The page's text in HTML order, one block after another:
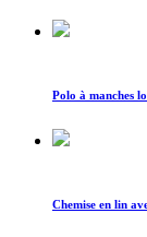
Polo à manches
Chemise en lin